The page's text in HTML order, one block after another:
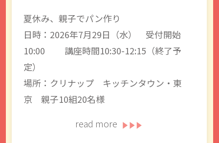
夏休み、親子でパン作り
日時：2026年7月29日（水） 受付開始
10:00 講座時間10:30-12:15（終了予
定）
場所：クリナップ キッチンタウン・東
京 親子10組20名様
read more